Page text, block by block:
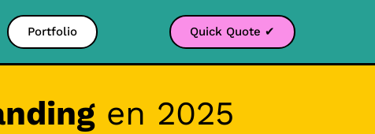
Portfolio Quick Quote ✔
en 2025